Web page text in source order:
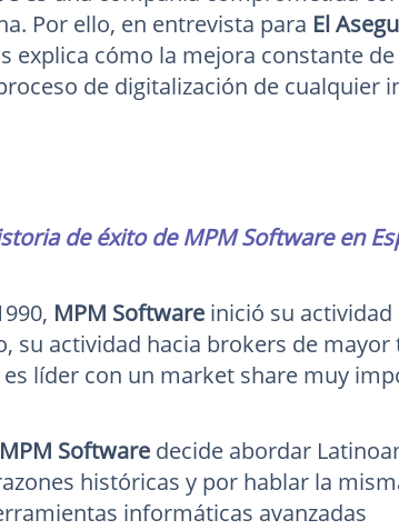
Por ello, en entrevista para El
explica cómo la mejora constante
de digitalización de cualquier
de éxito de MPM Software en
MPM Software inició su
su actividad hacia brokers de
líder con un market share muy
MPM Software decide abordar
históricas y por hablar la
informáticas avanzadas